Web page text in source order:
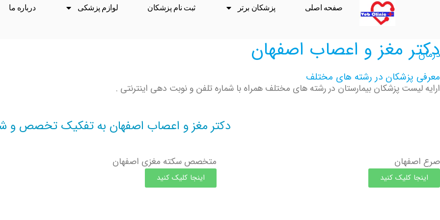
صفحه اصلی پزشکان برتر ثبت نام پزشکان لوازم پزشکی درباره ما
دکتر مغز و اعصاب اصفهان
درمان
معرفی پزشکان در رشته های مختلف
ارایه لیست پزشکان بیمارستان در رشته های مختلف همراه با شماره تلفن و نوبت دهی اینترنتی .
دکتر مغز و اعصاب اصفهان به تفکیک تخصص و
صرع اصفهان
اینجا کلیک کنید
متخصص سکته مغزی اصفهان
اینجا کلیک کنید